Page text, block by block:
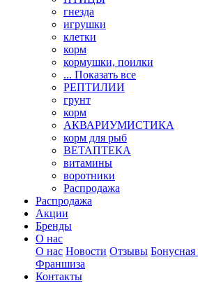
гнезда
игрушки
клетки
корм
кормушки, поилки
... Показать все
РЕПТИЛИИ
грунт
корм
АКВАРИУМИСТИКА
корм для рыб
ВЕТАПТЕКА
витамины
воротники
Распродажа
Распродажа
Акции
Бренды
О нас
О нас Новости Отзывы Бонусная
Франшиза
Контакты